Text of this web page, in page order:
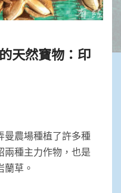
天然寶物：印
曼農場種植了許多種
兩種主力作物，也是
草。